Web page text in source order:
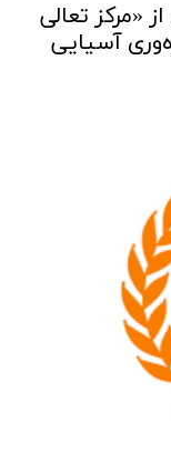
«مرکز تعالی
آسیایی